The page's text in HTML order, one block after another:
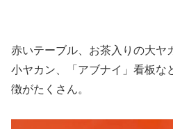
赤いテーブル、お茶入りの大ヤ
小ヤカン、「アブナイ」看板な
徴がたくさん。